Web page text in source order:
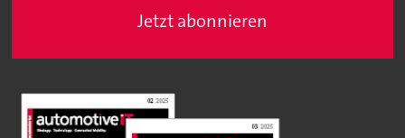
Jetzt abonnieren